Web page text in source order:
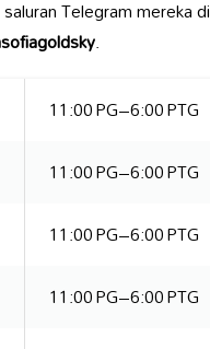
Telegram mereka di
.
11:00 PG–6:00 PTG
11:00 PG–6:00 PTG
11:00 PG–6:00 PTG
11:00 PG–6:00 PTG